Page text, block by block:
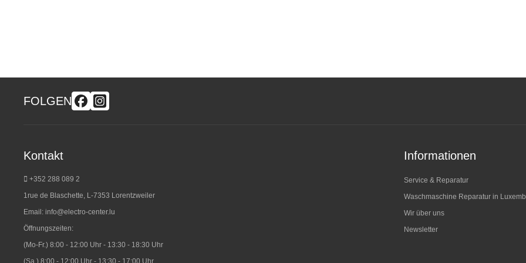
FOLGEN
Kontakt
+352 288 089 2
1rue de Blaschette, L-7353 Lorentzweiler
Email: info@electro-center.lu
Öffnungszeiten:
(Mo-Fr.) 8:00 - 12:00 Uhr - 13:30 - 18:30 Uhr
(Sa.) 8:00 - 12:00 Uhr - 13:30 - 17:00 Uhr
Informationen
Service & Reparatur
Waschmaschine Reparatur in
Wir über uns
Newsletter